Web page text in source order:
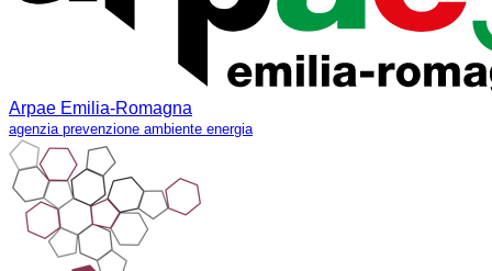
Arpae Emilia-Romagna
agenzia prevenzione ambiente energia